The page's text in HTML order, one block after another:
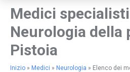
Medici
Neurologia della
Pistoia
Inizio » Medici » Neurologia » Elenco dei